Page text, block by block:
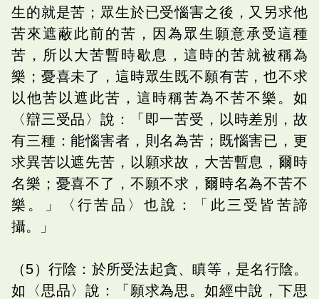
生的就是苦；眾生於已受惱害之後，又另求他
苦來遮蔽此前的苦，因為眾生願意承受這種
苦，所以大苦暫時歇息，這時的苦就被稱為
樂；憂喜未了，這時眾生既不願有苦，也不求
以他苦以遮此苦，這時稱苦為不苦不樂。如
〈辯三受品〉說：「即一苦受，以時差別，故
有三種：能惱害者，則名為苦；既惱害已，更
求異苦以遮先苦，以願求故，大苦暫息，爾時
名樂；憂喜不了，不願不求，爾時名為不苦不
樂。」〈行苦品〉也說：「此三受皆苦諦
攝。」
（5）行陰：於所受法起貪、瞋等，是名行陰。
如〈思品〉說：「願求為思。如經中說，下思